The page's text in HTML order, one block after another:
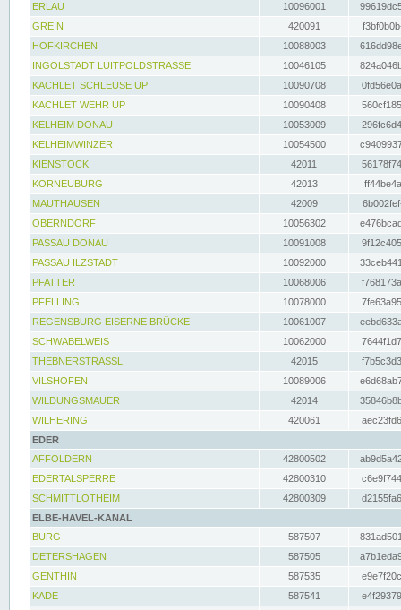
ERLAU
10096001
GREIN
420091
HOFKIRCHEN
10088003
INGOLSTADT LUITPOLDSTRASSE
10046105
KACHLET SCHLEUSE UP
10090708
KACHLET WEHR UP
10090408
KELHEIM DONAU
10053009
KELHEIMWINZER
10054500
KIENSTOCK
42011
KORNEUBURG
42013
MAUTHAUSEN
42009
OBERNDORF
10056302
PASSAU DONAU
10091008
PASSAU ILZSTADT
10092000
PFATTER
10068006
PFELLING
10078000
REGENSBURG EISERNE BRÜCKE
10061007
SCHWABELWEIS
10062000
THEBNERSTRASSL
42015
VILSHOFEN
10089006
WILDUNGSMAUER
42014
WILHERING
420061
EDER
AFFOLDERN
42800502
EDERTALSPERRE
42800310
SCHMITTLOTHEIM
42800309
ELBE-HAVEL-KANAL
BURG
587507
DETERSHAGEN
587505
GENTHIN
587535
KADE
587541